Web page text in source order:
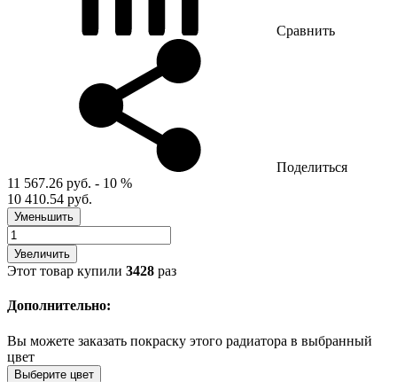
Сравнить
Поделиться
11 567.26 руб. - 10 %
10 410.54 руб.
Уменьшить
Увеличить
Этот товар купили 3428 раз
Дополнительно:
Вы можете заказать покраску этого радиатора в выбранный
цвет
Выберите цвет